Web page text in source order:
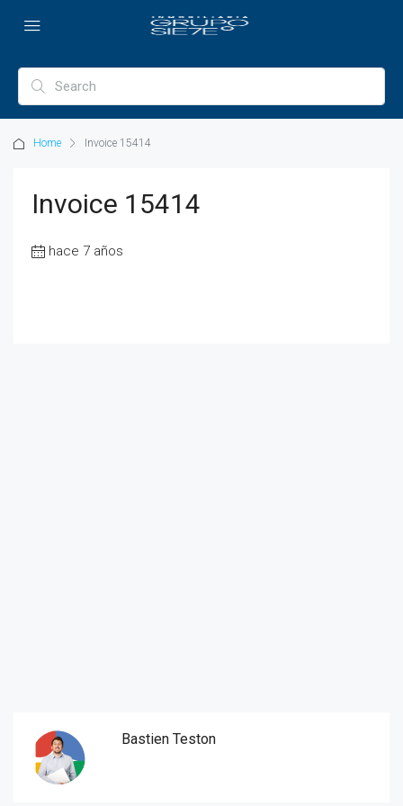
Home Invoice 15414
Invoice 15414
hace 7 años
Bastien Teston